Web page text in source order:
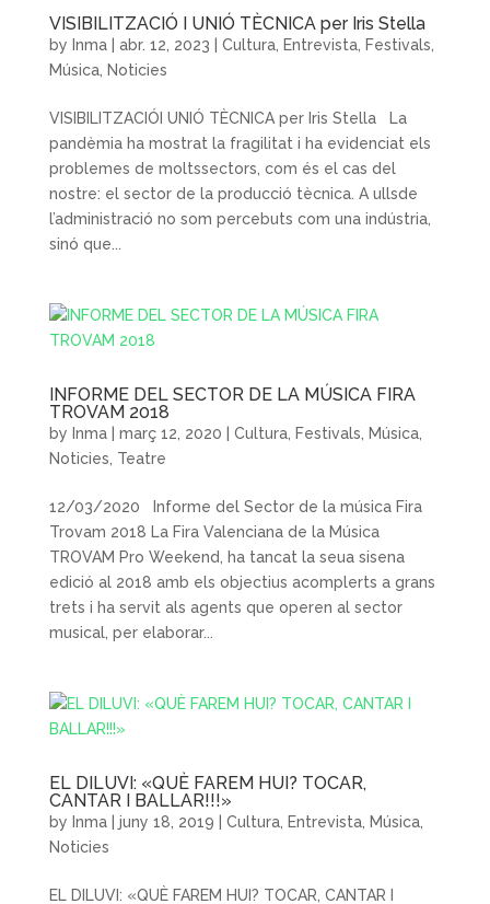
VISIBILITZACIÓ I UNIÓ TÈCNICA per Iris Stella
by Inma| abr. 12, 2023 Cultura, Entrevista, Festivals
Música, Noticies
VISIBILITZACIÓI UNIÓ TÈCNICA per Iris Stella La
pandèmia ha mostrat la fragilitat i ha evidenciat els
problemes de moltssectors, com és el cas del
nostre: el sector de la producció tècnica. A ullsde
l’administració no som percebuts com una indústria,
sinó que...
INFORME DEL SECTOR DE LA MÚSICA FIRA
TROVAM 2018
by Inma| març 12, 2020 Cultura, Festivals Música,
Noticies Teatre
12/03/2020 Informe del Sector de la música Fira
Trovam 2018 La Fira Valenciana de la Música
TROVAM Pro Weekend, ha tancat la seua sisena
edició al 2018 amb els objectius acomplerts a grans
trets i ha servit als agents que operen al sector
musical, per elaborar...
EL DILUVI: «QUÈ FAREM HUI? TOCAR,
CANTAR I BALLAR!!!»
by Inma| juny 18, 2019 Cultura, Entrevista, Música,
Noticies
EL DILUVI: «QUÈ FAREM HUI? TOCAR, CANTAR I